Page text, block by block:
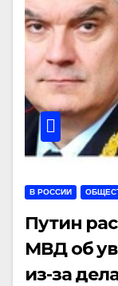
В РОССИИ
Путин
МВД об
из-за